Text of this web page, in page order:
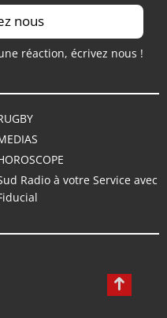
nous
réaction, écrivez nous !
Radio à votre Service avec